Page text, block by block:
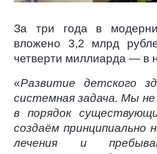
За три года в
вложено 3,2 млрд
четверти миллиарда — в
«Развитие детского
системная задача. Мы
в порядок
создаём принципиально
лечения и